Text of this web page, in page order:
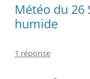
Météo du 26
humide
1 réponse